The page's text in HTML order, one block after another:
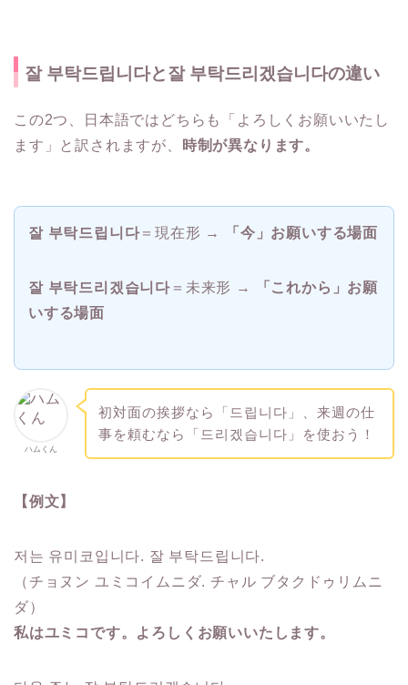
잘 부탁드립니다と잘 부탁드리겠습니다の違い
この2つ、日本語ではどちらも「よろしくお願いいたし
ます」と訳されますが、 時制が異なります。
잘 부탁드립니다＝現在形 → 「今」お願いする場面
잘 부탁드리겠습니다 ＝未来形 →
「これから」お願
いする場面
ハムくん
初対面の挨拶なら「드립니다」、来週の仕
事を頼むなら「드리겠습니다」を使おう！
【例文】
저는 유미코입니다. 잘 부탁드립니다.
（チョヌン ユミコイムニダ. チャル ブタクドゥリムニ
ダ）
私はユミコです。よろしくお願いいたします。